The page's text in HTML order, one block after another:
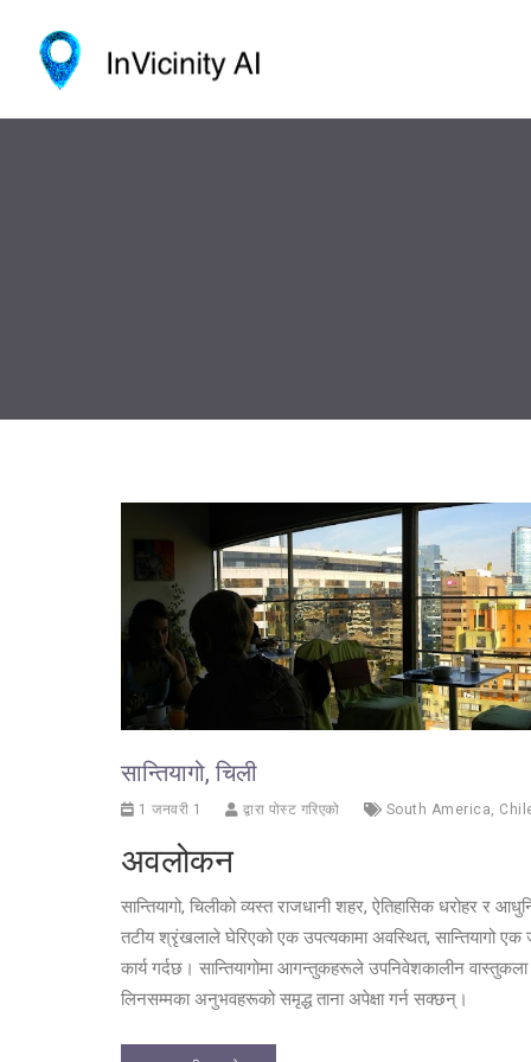
सान्तियागो, चिली
1 जनवरी 1 द्वारा पोस्ट गरिएको South America,
अवलोकन
सान्तियागो, चिलीको व्यस्त राजधानी शहर, ऐतिहासिक धरोहर र
तटीय श्रृंखलाले घेरिएको एक उपत्यकामा अवस्थित, सान्तियागो
कार्य गर्दछ। सान्तियागोमा आगन्तुकहरूले उपनिवेशकालीन
लिनसम्मका अनुभवहरूको समृद्ध ताना अपेक्षा गर्न सक्छन्।